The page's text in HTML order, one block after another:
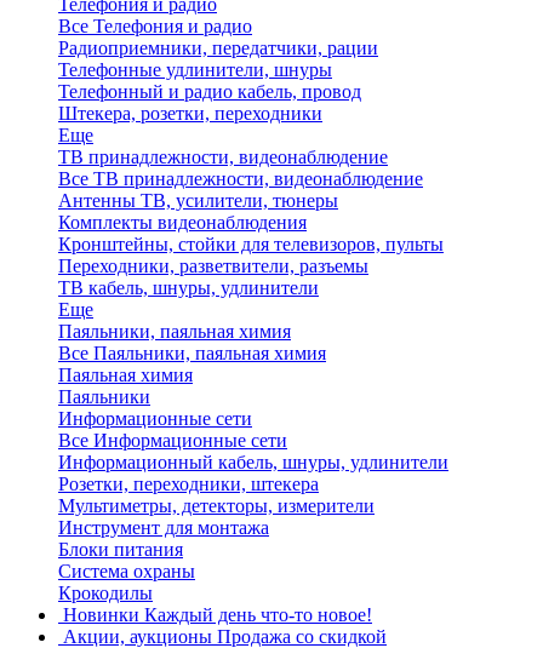
Телефония и радио
Все Телефония и радио
Радиоприемники, передатчики, рации
Телефонные удлинители, шнуры
Телефонный и радио кабель, провод
Штекера, розетки, переходники
Еще
ТВ принадлежности, видеонаблюдение
Все ТВ принадлежности, видеонаблюдение
Антенны ТВ, усилители, тюнеры
Комплекты видеонаблюдения
Кронштейны, стойки для телевизоров, пульты
Переходники, разветвители, разъемы
ТВ кабель, шнуры, удлинители
Еще
Паяльники, паяльная химия
Все Паяльники, паяльная химия
Паяльная химия
Паяльники
Информационные сети
Все Информационные сети
Информационный кабель, шнуры, удлинители
Розетки, переходники, штекера
Мультиметры, детекторы, измерители
Инструмент для монтажа
Блоки питания
Система охраны
Крокодилы
Новинки Каждый день что-то новое!
Акции, аукционы Продажа со скидкой